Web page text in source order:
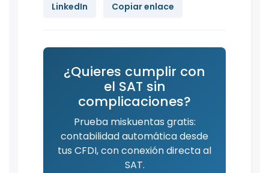
LinkedIn Copiar enlace
¿Quieres cumplir con
el SAT sin
complicaciones?
Prueba miskuentas gratis:
contabilidad automática desde
tus CFDI, con conexión directa al
SAT.